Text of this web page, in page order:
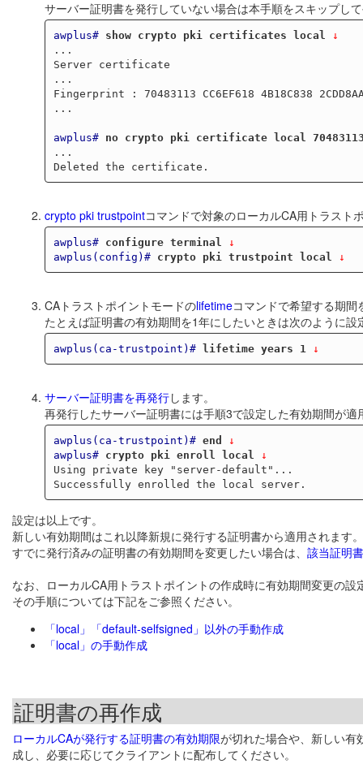
サーバー証明書を発行していない場合は本手順をスキップし
awplus# show crypto pki certificates local
↓
...
Server certificate
...
Fingerprint : 70483113 CC6EF618 4B18C838
...
awplus#
no crypto pki certificate local 70483113
...
crypto pki trustpointコマンドで対象のローカルCA用トラスト
awplus# configure terminal
↓
awplus(config)#
crypto pki trustpoint local ↓
CAトラストポイントモードのlifetimeコマンドで希望する期間
たとえば証明書の有効期間を1年にしたいときは次のように設
awplus(ca-trustpoint)# lifetime years 1 ↓
サーバー証明書を再発行します。
再発行したサーバー証明書には手順3で設定した有効期間が適
awplus(ca-trustpoint)# end
↓
awplus#
crypto pki enroll local
↓
Using private key "server-default"...
設定は以上です。
新しい有効期間はこれ以降新規に発行する証明書から適用されます。
すでに発行済みの証明書の有効期間を変更したい場合は、 該当証明
なお、ローカルCA用トラストポイントの作成時に有効期間変更の
その手順については下記をご参照ください。
「local」「default-selfsigned」以外の手動作成
「local」の手動作成
証明書の再作成
ローカルCAが発行する証明書の有効期限が切れた場合や、新しい有
成し、必要に応じてクライアントに配布してください。